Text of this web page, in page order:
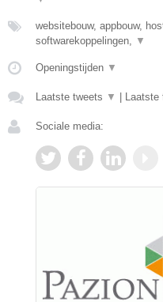
websitebouw, appbouw,
softwarekoppelingen,
▼
Openingstijden ▼
Laatste tweets ▼
Sociale media: